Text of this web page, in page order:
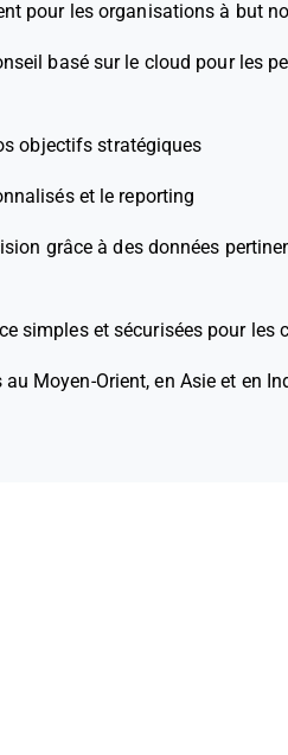
pour les organisations à but
basé sur le cloud pour les
objectifs stratégiques
et le reporting
grâce à des données
simples et sécurisées pour les
Moyen-Orient, en Asie et en